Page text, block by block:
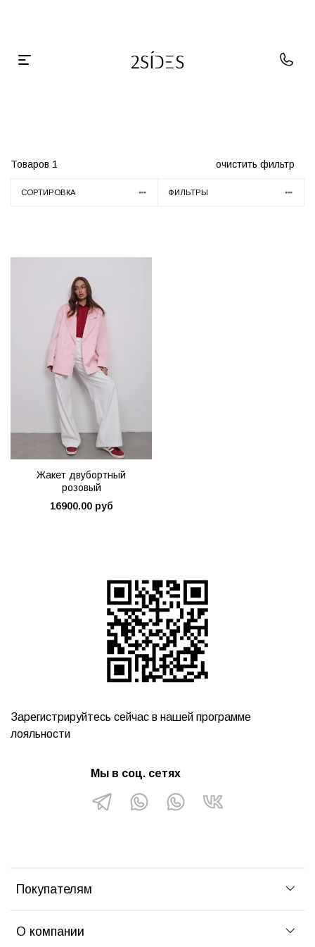
Товаров 1 очистить фильтр
СОРТИРОВКА ФИЛЬТРЫ
Жакет двубортный
розовый
16900.00 руб
Покупателям
О компании
Зарегистрируйтесь сейчас в нашей программе
лояльности
Мы в соц. сетях